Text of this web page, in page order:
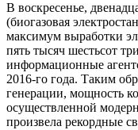
В воскресенье,
(биогазовая
максимум выработки
пять тысяч шестьсот
информационные
2016-го года. Таким
генерации, мощность
осуществленной
произвела рекордные